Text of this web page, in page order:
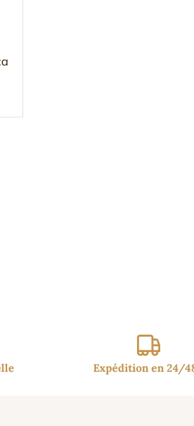
Expédition en 24/